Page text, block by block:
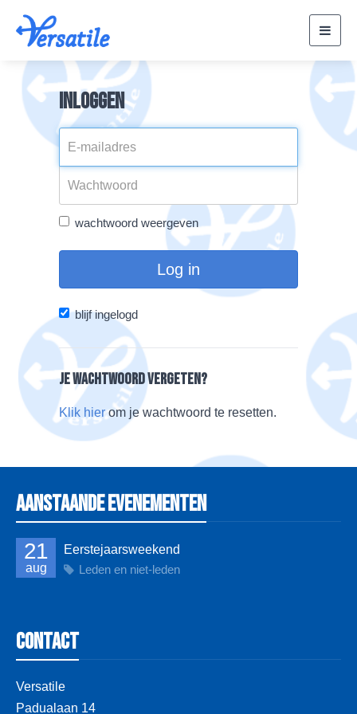
Inloggen
wachtwoord weergeven
Log in
blijf ingelogd
Je wachtwoord vergeten?
Klik hierom je wachtwoord te resetten.
Aanstaande evenementen
21
aug
Eerstejaarsweekend
Leden en niet-leden
Contact
Versatile
Padualaan 14